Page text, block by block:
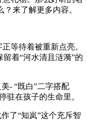
来了解更多内容。
等待着被重新点亮。
着“河水清且涟漪”的
- “既白”二字搭配
驻在孩子的生命里。
了“知岚”这个充斥智